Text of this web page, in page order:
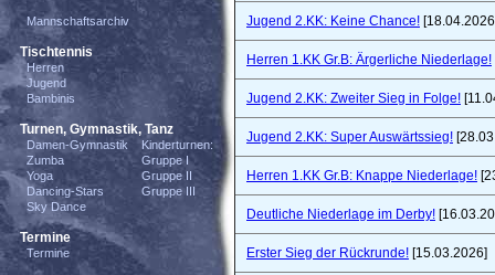
Mannschaftsarchiv
Tischtennis
Herren
Jugend
Bambinis
Turnen, Gymnastik, Tanz
Damen-Gymnastik
Zumba
Yoga
Dancing-Stars
Sky Dance
Kinderturnen:
Gruppe I
Gruppe II
Gruppe III
Termine
Termine
Jugend 2.KK: Keine Chance!
Herren 1.KK Gr.B: Ärgerliche Niederlage!
Jugend 2.KK: Zweiter Sieg in Folge!
Jugend 2.KK: Super Auswärtssieg!
Herren 1.KK Gr.B: Knappe Niederlage!
Deutliche Niederlage im Derby!
Erster Sieg der Rückrunde! [15.03.2026]